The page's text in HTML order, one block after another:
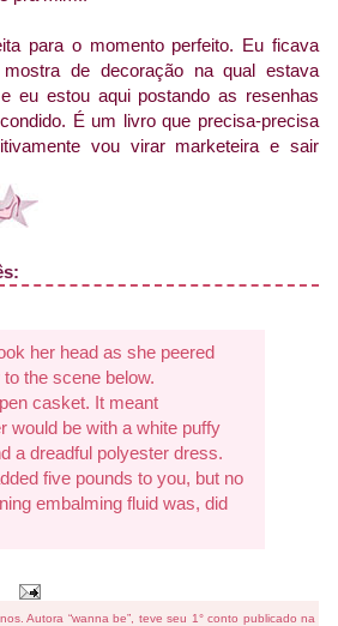
para o momento perfeito. Eu ficava
de decoração na qual estava
eu estou aqui postando as resenhas
É um livro que precisa-precisa
vou virar marketeira e sair
her head as she peered
the scene below.
casket. It meant
would be with a white puffy
a dreadful polyester dress.
five pounds to you, but no
embalming fluid was, did
Autora “wanna be”, teve seu 1° conto publicado na